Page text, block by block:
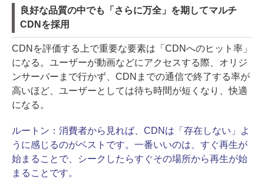
良好な品質の中でも「さらに万全」を期してマルチ
CDNを採用
CDNを評価する上で重要な要素は「CDNへのヒット率」
になる。ユーザーが動画などにアクセスする際、オリジ
ンサーバーまで行かず、CDNまでの通信で終了する率が
高いほど、ユーザーとしては待ち時間が短くなり、快適
になる。
ルートン： 消費者から見れば、CDNは「存在しない」よ
うに感じるのがベストです。一番いいのは、すぐ再生が
始まることで、シークしたらすぐその場所から再生が始
まることです。